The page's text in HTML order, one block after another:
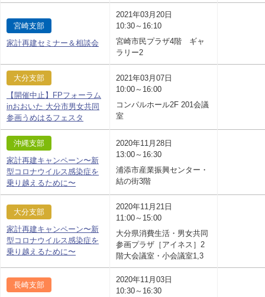
宮崎支部
家計再建セミナー＆相談会
2021年03月20日
10:30～16:10
宮崎市民プラザ4階 ギャ
ラリー2
大分支部
【開催中止】FPフォーラム
inおおいた 大分市男女共同
参画うめはるフェスタ
2021年03月07日
10:00～16:00
コンパルホール2F 201会議
室
沖縄支部
家計再建キャンペーン〜新
型コロナウイルス感染症を
乗り越えるために〜
2020年11月28日
13:00～16:30
浦添市産業振興センター・
結の街3階
大分支部
家計再建キャンペーン〜新
型コロナウイルス感染症を
乗り越えるために〜
2020年11月21日
11:00～15:00
大分県消費生活・男女共同
参画プラザ［アイネス］2
階大会議室・小会議室1,3
長崎支部
2020年11月03日
10:30～16:30